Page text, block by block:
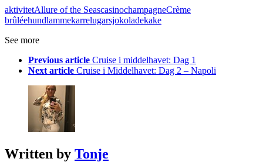
aktivitetAllure of the SeascasinochampagneCrème
brûléehundlammekarrelugarsjokoladekake
See more
Previous article Cruise i middelhavet: Dag 1
Next article Cruise i Middelhavet: Dag 2 – Napoli
Written by Tonje